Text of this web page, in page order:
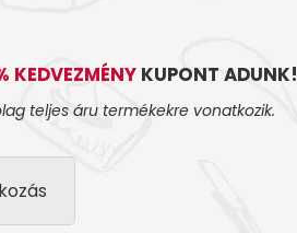
KEDVEZMÉNY KUPONT ADUNK!
teljes áru termékekre vonatkozik.